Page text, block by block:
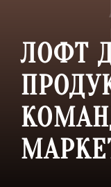
ЛОФТ